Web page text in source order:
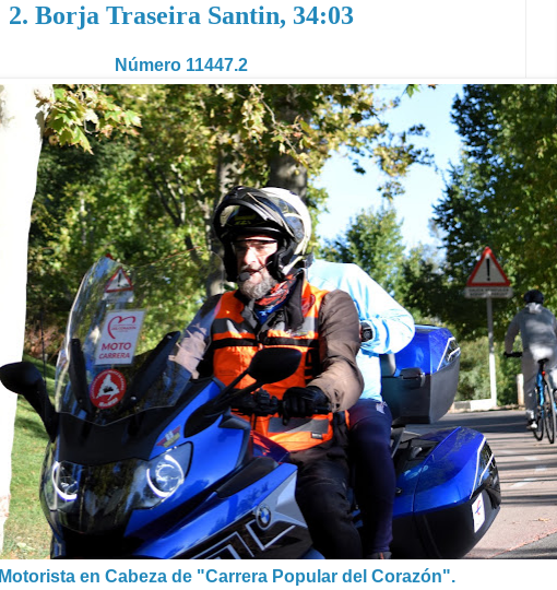
2. Borja Traseira Santin, 34:03
Número 11447.2
Motorista en Cabeza de "Carrera Popular del Corazón".